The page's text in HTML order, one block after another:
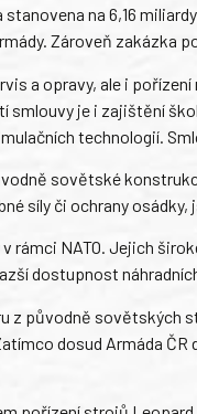
na 6,16
Zároveň zakázka
a opravy, ale i
smlouvy je i zajištění
technologií.
sovětské
síly či ochrany
NATO. Jejich
dostupnost
z původně sovětských
dosud Armáda